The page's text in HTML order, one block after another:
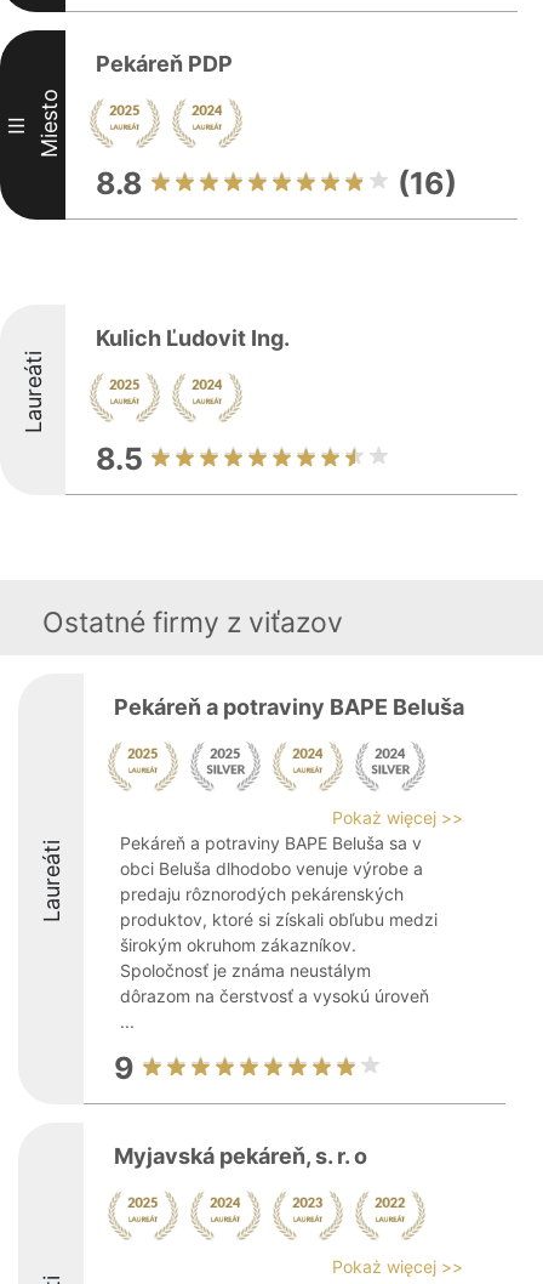
III Miesto
Pekáreň PDP
8.8 (16)
Laureáti
Kulich Ľudovit Ing.
8.5
Ostatné firmy z viťazov
Laureáti
Pekáreň a potraviny BAPE Beluša
Pokaż więcej >>
Pekáreň a potraviny BAPE Beluša sa v
obci Beluša dlhodobo venuje výrobe a
predaju rôznorodých pekárenských
produktov, ktoré si získali obľubu medzi
širokým okruhom zákazníkov.
Spoločnosť je známa neustálym
dôrazom na čerstvosť a vysokú úroveň
...
9
Myjavská pekáreň, s. r. o
Pokaż więcej >>